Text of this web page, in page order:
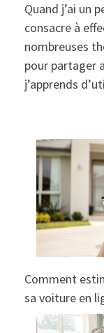
Quand j’ai un
consacre à
nombreuses
pour partager
j’apprends
Comment
sa voiture en